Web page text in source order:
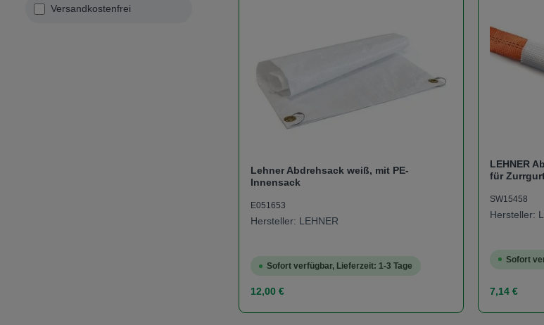
Filter hinzufügen: Versandkostenfrei
Versandkostenfrei
Lehner Abdrehsack weiß, mit PE-
Innensack
E051653
Hersteller: LEHNER
Sofort verfügbar, Lieferzeit: 1-3 Tage
Regulärer Preis:
12,00 €
LEHNER
für
SW15458
Hersteller:
Sofort
Regulärer
7,14 €